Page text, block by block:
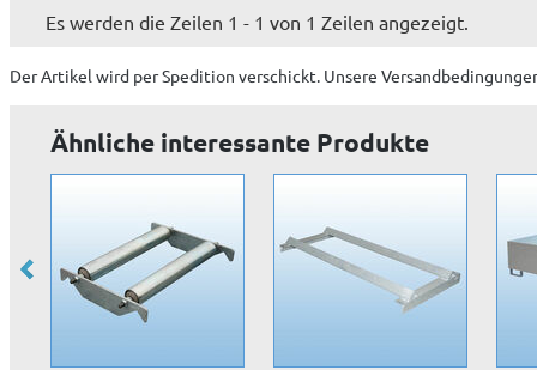
Es werden die Zeilen 1 - 1 von 1 Zeilen angezeigt.
Der Artikel wird per Spedition verschickt. Unsere
Ähnliche interessante Produkte